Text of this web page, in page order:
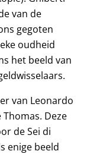
van de
gegoten
oudheid
het beeld van
van Leonardo
Deze
de Sei di
enige beeld